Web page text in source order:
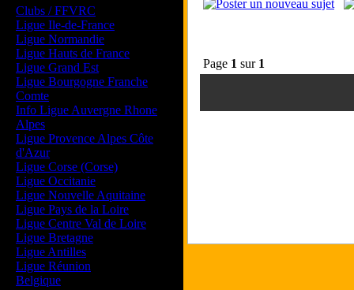
Clubs / FFVRC
Ligue Ile-de-France
Ligue Normandie
Ligue Hauts de France
Ligue Grand Est
Ligue Bourgogne Franche
Comte
Info Ligue Auvergne Rhone
Alpes
Ligue Provence Alpes Côte
d'Azur
Ligue Corse (Corse)
Ligue Occitanie
Ligue Nouvelle Aquitaine
Ligue Pays de la Loire
Ligue Centre Val de Loire
Ligue Bretagne
Ligue Antilles
Ligue Réunion
Belgique
Page 1 sur 1